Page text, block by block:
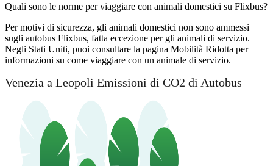
Quali sono le norme per viaggiare con animali domestici su Flixbus?
Per motivi di sicurezza, gli animali domestici non sono ammessi
sugli autobus Flixbus, fatta eccezione per gli animali di servizio.
Negli Stati Uniti, puoi consultare la pagina Mobilità Ridotta per
informazioni su come viaggiare con un animale di servizio.
Venezia a Leopoli Emissioni di CO2 di Autobus